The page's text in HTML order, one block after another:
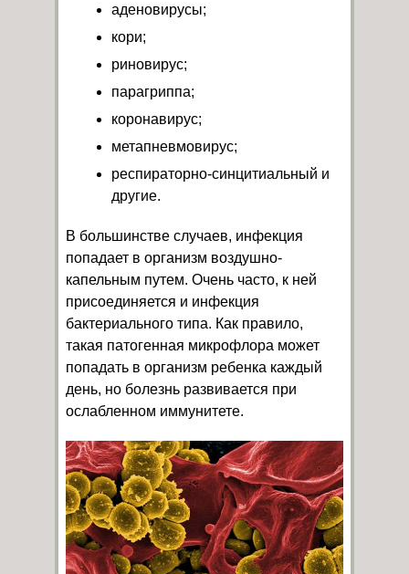
аденовирусы;
кори;
риновирус;
парагриппа;
коронавирус;
метапневмовирус;
респираторно-синцитиальный и
другие.
В большинстве случаев, инфекция
попадает в организм воздушно-
капельным путем. Очень часто, к ней
присоединяется и инфекция
бактериального типа. Как правило,
такая патогенная микрофлора может
попадать в организм ребенка каждый
день, но болезнь развивается при
ослабленном иммунитете.